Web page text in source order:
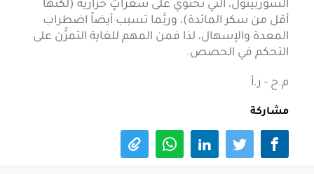
السوربيتول، التي تحتوي على سعراتٍ حرارية (لكنها
أقل من سكر المائدة)، وربَّما تسبب أيضاً اضطراب
المعدة والإسهال، لذا فمن المهم للغاية التمرُّن على
التحكم في الحصص.
م.ح - ر.أ
مشاركة